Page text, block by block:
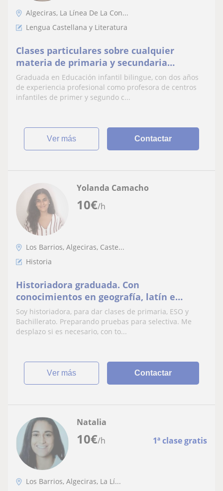
Algeciras, La Línea De La Con...
Lengua Castellana y Literatura
Clases particulares sobre cualquier
materia de primaria y secundaria
(económicas)
Graduada en Educación infantil bilingue, con dos años
de experiencia profesional como profesora de centros
infantiles de primer y segundo c...
ver más Contactar
10€/h
Yolanda Camacho
Los Barrios, Algeciras, Caste...
Historia
Historiadora graduada. Con
conocimientos en geografía, latín e
informática. Enseño técnicas de estudio
Soy historiadora, para dar clases de primaria, ESO y
Bachillerato. Preparando pruebas para selectiva. Me
desplazo si es necesario, con to...
ver más Contactar
10€/h 1ª clase gratis
Natalia
Los Barrios, Algeciras, La Lí...